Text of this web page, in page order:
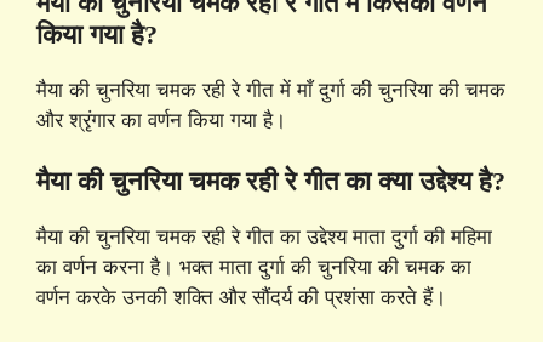
किया गया है?
मैया की चुनरिया चमक रही रे गीत में माँ दुर्गा की चुनरिया की चमक
और श्रृंगार का वर्णन किया गया है।
मैया की चुनरिया चमक रही रे गीत का क्या उद्देश्य है?
मैया की चुनरिया चमक रही रे गीत का उद्देश्य माता दुर्गा की महिमा
का वर्णन करना है। भक्त माता दुर्गा की चुनरिया की चमक का
वर्णन करके उनकी शक्ति और सौंदर्य की प्रशंसा करते हैं।